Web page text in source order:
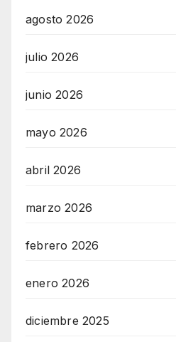
agosto 2026
julio 2026
junio 2026
mayo 2026
abril 2026
marzo 2026
febrero 2026
enero 2026
diciembre 2025